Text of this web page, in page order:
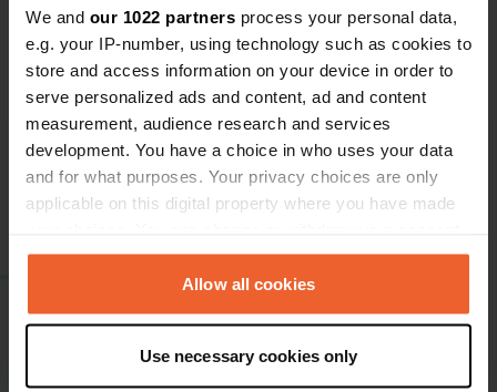
We and our 1022 partners process your personal data,
e.g. your IP-number, using technology such as cookies to
store and access information on your device in order to
serve personalized ads and content, ad and content
measurement, audience research and services
development. You have a choice in who uses your data
and for what purposes. Your privacy choices are only
applicable on this digital property where you have made
any time from the Cookie Declaration or by clicking on
the Privacy trigger icon.
Collect information about your geographical location
Allow all cookies
Use necessary cookies only
sind nur einen Katzensprung entfernt. Der Landkreis
Waldshut bietet also nicht nur wunderbare
Wohnmobilstellplätze, sondern auch eine Fülle an
interessanten Ausflugszielen.
Campercontact PRO+
Finde deinen idealen Wohnmobilstellplatz. Immer und
Fotos und Bewertungen von über 1 Million Campern.
Offline verwenden